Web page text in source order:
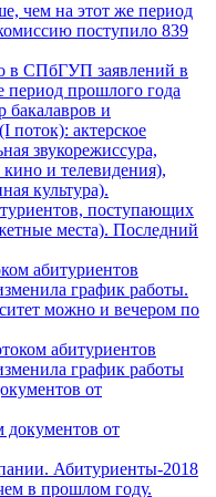
в СПбГУП заявлений в
период прошлого года
поступающих
места). Последний
абитуриентов
график работы
от